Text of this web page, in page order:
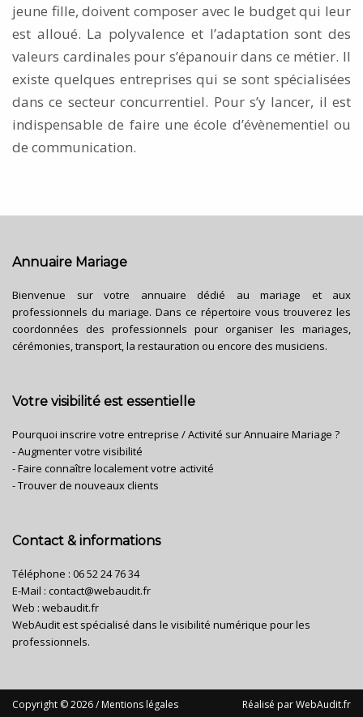
jeune fille, doivent composer avec le budget qui leur
est alloué. La polyvalence et l’adaptation sont des
valeurs cardinales pour s’épanouir dans ce métier. Il
existe quelques entreprises qui se sont spécialisées
dans ce secteur concurrentiel. Pour s’y lancer, il est
indispensable de faire une école d’évènementiel ou
de communication.
Annuaire Mariage
Bienvenue sur votre annuaire dédié au mariage et aux
professionnels du mariage. Dans ce répertoire vous trouverez les
coordonnées des professionnels pour organiser les mariages,
cérémonies, transport, la restauration ou encore des musiciens.
Votre visibilité est essentielle
Pourquoi inscrire votre entreprise / Activité sur Annuaire Mariage ?
- Augmenter votre visibilité
- Faire connaître localement votre activité
- Trouver de nouveaux clients
Contact & informations
Téléphone : 06 52 24 76 34
E-Mail : contact@webaudit.fr
Web : webaudit.fr
WebAudit est spécialisé dans le visibilité numérique pour les
professionnels.
Copyright © 2026 / Mentions légales Réalisé parWebAudit.fr